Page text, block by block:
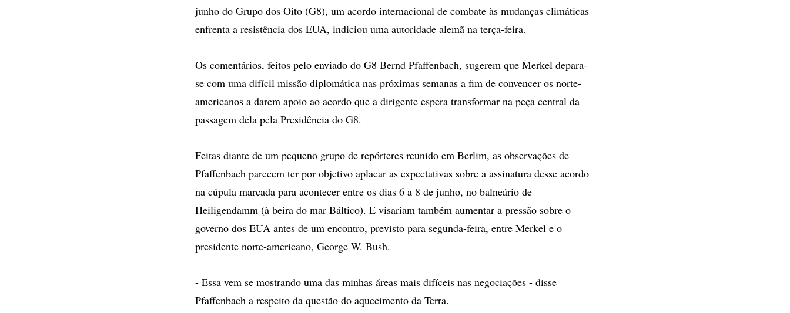
junho do Grupo dos Oito (G8), um acordo internacional de combate às mudanças climáticas
enfrenta a resistência dos EUA, indiciou uma autoridade alemã na terça-feira.
Os comentários, feitos pelo enviado do G8 Bernd Pfaffenbach, sugerem que Merkel depara-
se com uma difícil missão diplomática nas próximas semanas a fim de convencer os norte-
americanos a darem apoio ao acordo que a dirigente espera transformar na peça central da
passagem dela pela Presidência do G8.
Feitas diante de um pequeno grupo de repórteres reunido em Berlim, as observações de
Pfaffenbach parecem ter por objetivo aplacar as expectativas sobre a assinatura desse acordo
na cúpula marcada para acontecer entre os dias 6 a 8 de junho, no balneário de
Heiligendamm (à beira do mar Báltico). E visariam também aumentar a pressão sobre o
governo dos EUA antes de um encontro, previsto para segunda-feira, entre Merkel e o
presidente norte-americano, George W. Bush.
- Essa vem se mostrando uma das minhas áreas mais difíceis nas negociações - disse
Pfaffenbach a respeito da questão do aquecimento da Terra.